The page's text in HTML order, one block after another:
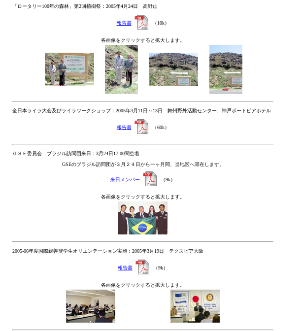
「ロータリー100年の森林」第2回植樹祭：2005年4月24日 高野山
報告書 （10k）
各画像をクリックすると拡大します。
全日本ライラ大会及びライラワークショップ：2005年3月11日～13日 舞州野外活動センター、神戸ポートピアホテル
報告書 （60k）
ＧＳＥ委員会 ブラジル訪問団来日：3月24日17:00関空着
GSEのブラジル訪問団が３月２４日から一ヶ月間、当地区へ滞在します。
来日メンバー （9k）
各画像をクリックすると拡大します。
2005-06年度国際親善奨学生オリエンテーション実施：2005年3月19日 テクスピア大阪
報告書 （9k）
各画像をクリックすると拡大します。